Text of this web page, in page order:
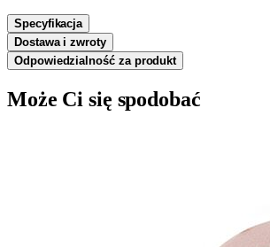
Specyfikacja
Dostawa i zwroty
Odpowiedzialność za produkt
Może Ci się spodobać